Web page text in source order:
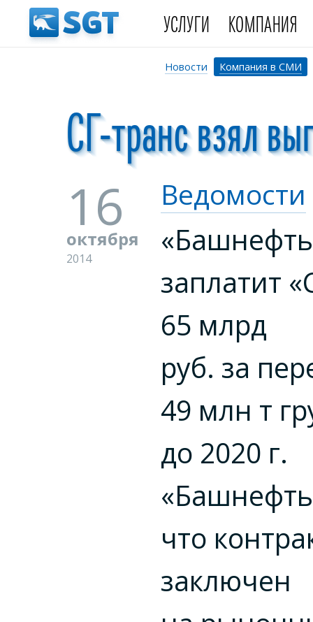
УСЛУГИ КОМПАНИЯ
Новости Компания в СМИ
СГ-транс взял
16
октября
2014
Ведомости
заплатит
65 млрд
руб. за
49 млн т
до 2020 г.
что
заключен